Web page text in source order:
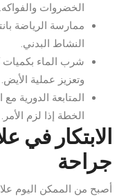
الخضروات والفواكه.
النشاط البدني.
شرب الماء
وتعزيز عملية الأيض.
المتابعة الدورية
الخطة إذا لزم الأمر.
الابتكار في
جراحة
أصبح من الممكن اليوم